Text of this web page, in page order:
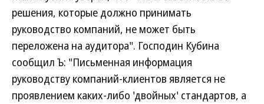
решения, которые должно принимать
руководство компаний, не может быть
переложена на аудитора". Господин Кубина
сообщил Ъ: "Письменная информация
руководству компаний-клиентов является не
проявлением каких-либо 'двойных' стандартов, а